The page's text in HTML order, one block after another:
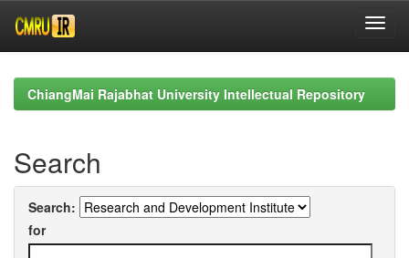
navigationChiangMai Rajabhat University Intellectual Repository
Search
Search:
for